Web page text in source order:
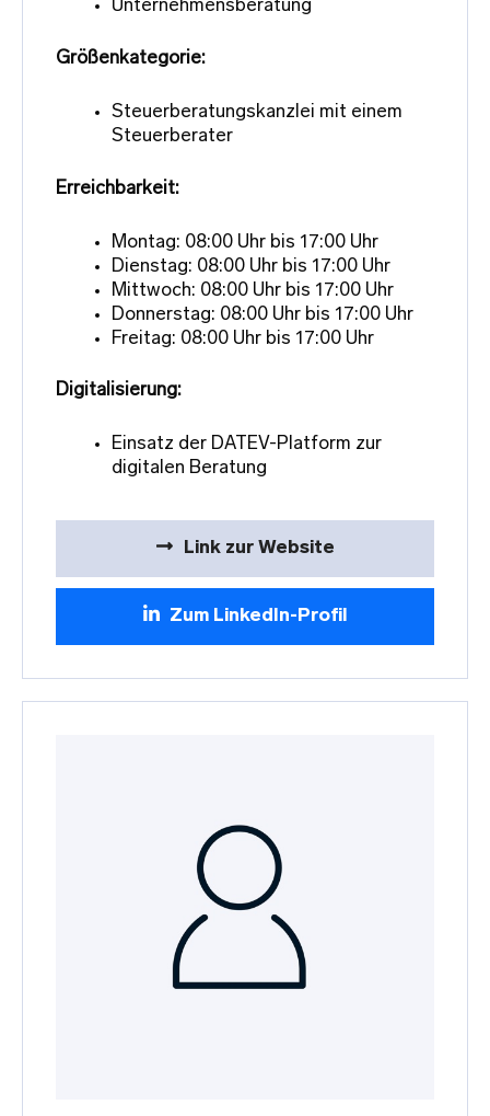
Unternehmensberatung
Größenkategorie:
Steuerberatungskanzlei mit einem
Steuerberater
Erreichbarkeit:
Montag: 08:00 Uhr bis 17:00 Uhr
Dienstag: 08:00 Uhr bis 17:00 Uhr
Mittwoch: 08:00 Uhr bis 17:00 Uhr
Donnerstag: 08:00 Uhr bis 17:00 Uhr
Freitag: 08:00 Uhr bis 17:00 Uhr
Digitalisierung:
Einsatz der DATEV-Platform zur
digitalen Beratung
Link zur Website
Zum LinkedIn-Profil